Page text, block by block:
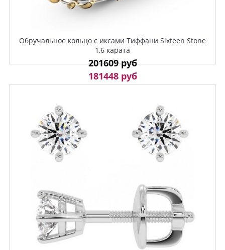
Обручальное кольцо с иксами Тиффани Sixteen Stone
1,6 карата
201609 руб
181448 руб